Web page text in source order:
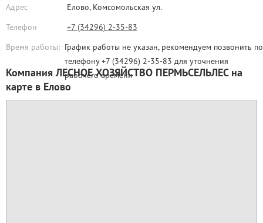
Адрес Елово, Комсомольская ул.
Телефон
+7 (34296) 2-35-83
Время работы: График работы не указан, рекомендуем позвонить по
телефону +7 (34296) 2-35-83 для уточнения
рабочего времени
Компания ЛЕСНОЕ ХОЗЯЙСТВО ПЕРМЬСЕЛЬЛЕС на
карте в Елово